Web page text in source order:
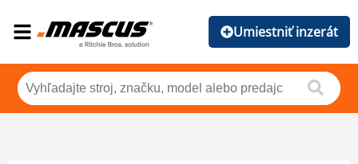
Umiestniť inzerát